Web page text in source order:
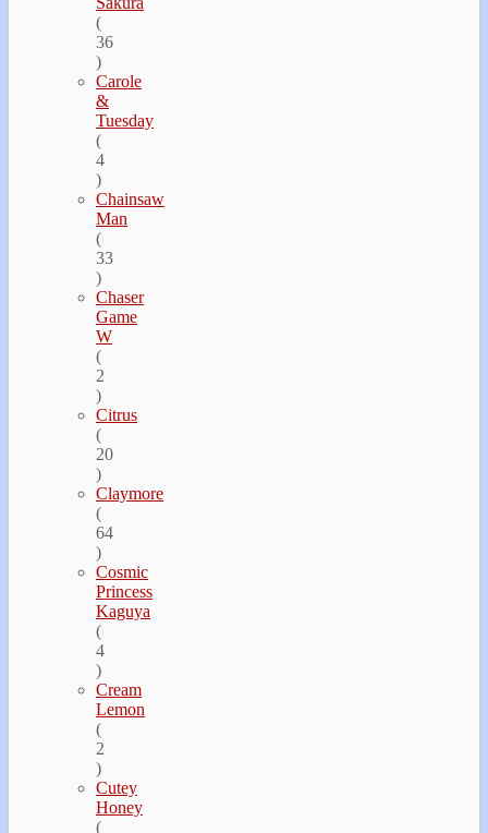
(
36
)
Carole
&
Tuesday
(
4
)
Chainsaw
Man
(
33
)
Chaser
Game
W
(
2
)
Citrus
(
20
)
Claymore
(
64
)
Cosmic
Princess
Kaguya
(
4
)
Cream
Lemon
(
2
)
Cutey
Honey
(